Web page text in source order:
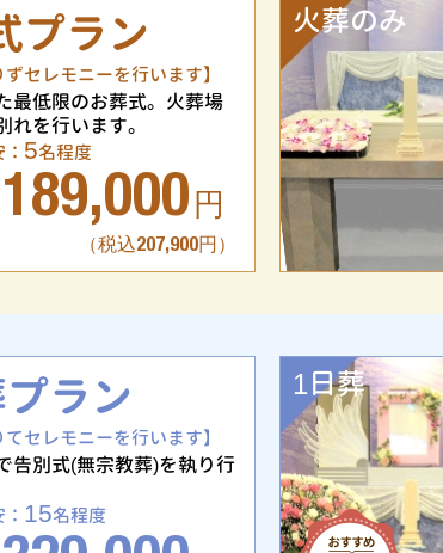
プラン
セレモニーを行います】
最低限のお葬式。火葬場
れを行います。
5名程度
189,000 円
（税込207,900円）
火葬のみ
ラン
セレモニーを行います】
告別式(無宗教葬)を執り行
15名程度
1日葬